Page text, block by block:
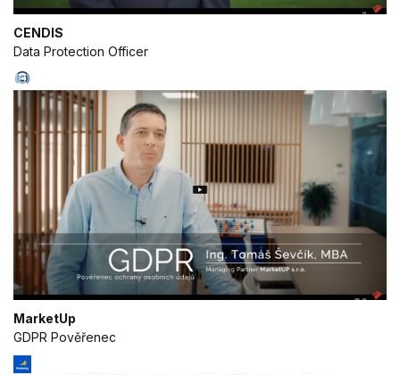
CENDIS
Data Protection Officer
MarketUp
GDPR Pověřenec
sources
Develop and improve services
Use limited data to select content
IAB Special Features:
Use precise geolocation data
Identify devices based on information
actively requested
Non-IAB processing purposes:
Necessary
Performance
Functional
Advertising